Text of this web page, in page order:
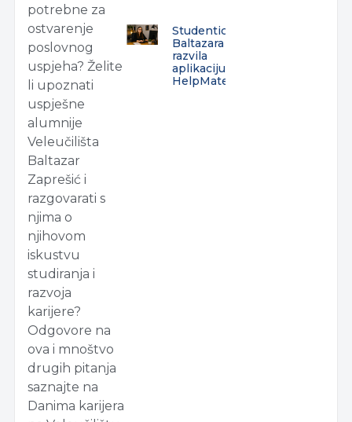
potrebne za
ostvarenje
poslovnog
uspjeha? Želite
li upoznati
uspješne
alumnije
Veleučilišta
Baltazar
Zaprešić i
razgovarati s
njima o
njihovom
iskustvu
studiranja i
razvoja
karijere?
Odgovore na
ova i mnoštvo
drugih pitanja
saznajte na
Danima karijera
Studentica
Baltazara
razvila
aplikaciju
HelpMate